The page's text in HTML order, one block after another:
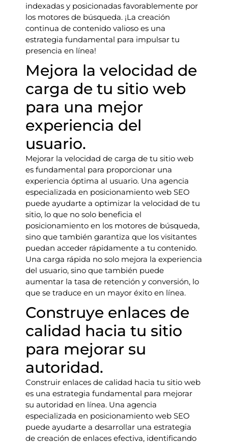
indexadas y posicionadas favorablemente por
los motores de búsqueda. ¡La creación
continua de contenido valioso es una
estrategia fundamental para impulsar tu
presencia en línea!
Mejora la velocidad de
carga de tu sitio web
para una mejor
experiencia del
usuario.
Mejorar la velocidad de carga de tu sitio web
es fundamental para proporcionar una
experiencia óptima al usuario. Una agencia
especializada en posicionamiento web SEO
puede ayudarte a optimizar la velocidad de tu
sitio, lo que no solo beneficia el
posicionamiento en los motores de búsqueda,
sino que también garantiza que los visitantes
puedan acceder rápidamente a tu contenido.
Una carga rápida no solo mejora la experiencia
del usuario, sino que también puede
aumentar la tasa de retención y conversión, lo
que se traduce en un mayor éxito en línea.
Construye enlaces de
calidad hacia tu sitio
para mejorar su
autoridad.
Construir enlaces de calidad hacia tu sitio web
es una estrategia fundamental para mejorar
su autoridad en línea. Una agencia
especializada en posicionamiento web SEO
puede ayudarte a desarrollar una estrategia
de creación de enlaces efectiva, identificando